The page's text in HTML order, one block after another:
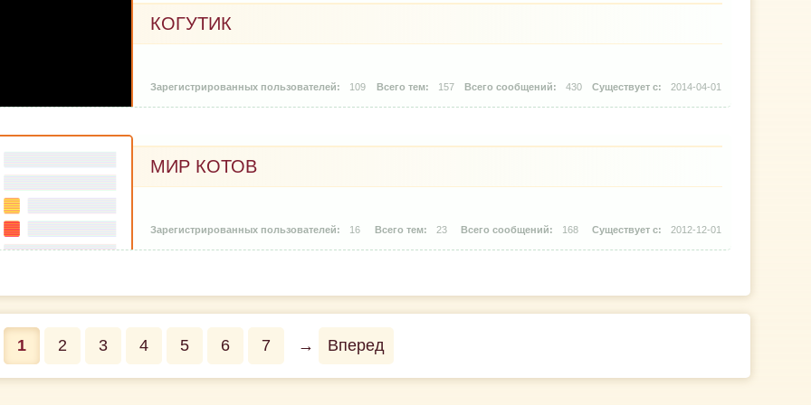
КОГУТИК
109 157 430 2014-04-01
МИР КОТОВ
16 23 168 2012-12-01
1 2 3 4 5 6 7 → Вперед